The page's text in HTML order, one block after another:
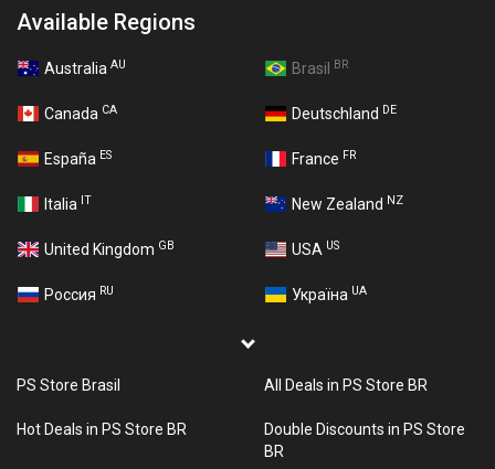
Available Regions
Australia AU Brasil BR
Canada CA Deutschland DE
España ES France FR
Italia IT New Zealand NZ
United Kingdom GB USA US
Россия RU Україна UA
PS Store Brasil All Deals in PS Store BR
Hot Deals in PS Store BR
Double Discounts in PS Store
BR